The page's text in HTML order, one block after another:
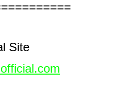
Site